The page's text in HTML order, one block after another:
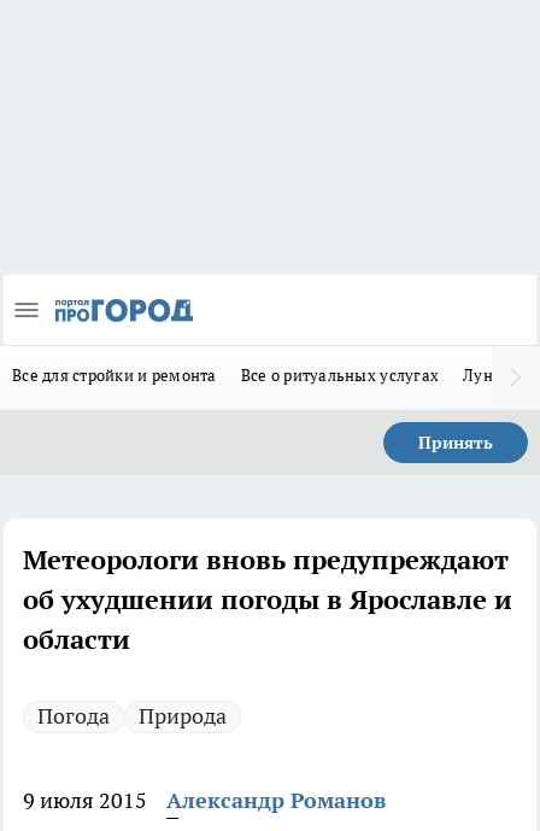
Все для стройки и ремонта Все о ритуальных услугах Лунно-
Принять
Метеорологи вновь предупреждают
об ухудшении погоды в Ярославле и
области
Погода Природа
9 июля 2015
Александр Романов